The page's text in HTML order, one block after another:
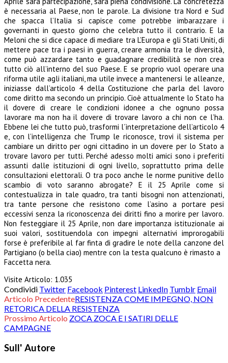
è necessaria al Paese, non le parole. La divisione tra Nord e Sud
che spacca l’Italia si capisce come potrebbe imbarazzare i
governanti in questo giorno che celebra tutto il contrario. E la
Meloni che si dice capace di mediare tra L’Europa e gli Stati Uniti, di
mettere pace tra i paesi in guerra, creare armonia tra le diversità,
come può azzardare tanto e guadagnare credibilità se non crea
tutto ciò all’interno del suo Paese. E se proprio vuol operare una
riforma utile agli italiani, ma utile invece a mantenersi le alleanze,
iniziasse dall’articolo 4 della Costituzione che parla del lavoro
come diritto ma secondo un principio. Cioè attualmente lo Stato ha
il dovere di creare le condizioni idonee a che ognuno possa
lavorare ma non ha il dovere di trovare lavoro a chi non ce l’ha.
Ebbene lei che tutto può, trasformi l’ìnterpretazione dell’articolo 4
e, con l’intelligenza che Trump le riconosce, trovi il sistema per
cambiare un diritto per ogni cittadino in un dovere per lo Stato a
trovare lavoro per tutti. Perché adesso molti amici sono i preferiti
assunti dalle istituzioni di ogni livello, soprattutto prima delle
consultazioni elettorali. O tra poco anche le norme punitive dello
scambio di voto saranno abrogate? E il 25 Aprile come si
contestualizza in tale quadro, tra tanti bisogni non attenzionati,
tra tante persone che resistono come l’asino a portare pesi
eccessivi senza la riconoscenza dei diritti fino a morire per lavoro.
Non festeggiare il 25 Aprile, non dare importanza istituzionale ai
suoi valori, sostituendola con impegni alternativi improrogabili
forse è preferibile al far finta di gradire le note della canzone del
Partigiano (o bella ciao) mentre con la testa qualcuno è rimasto a
Faccetta nera.
Visite Articolo: 1.035
Condividi Twitter Facebook Pinterest LinkedIn Tumblr Email
Articolo PrecedenteRESISTENZA COME IMPEGNO, NON
RETORICA DELLA RESISTENZA
Prossimo Articolo ZOCA ZOCA E I SATIRI DELLE
CAMPAGNE
Sull' Autore